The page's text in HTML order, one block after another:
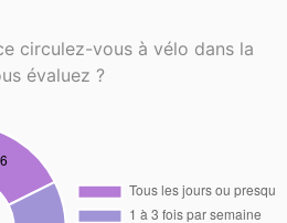
circulez-vous à vélo dans la
évaluez ?